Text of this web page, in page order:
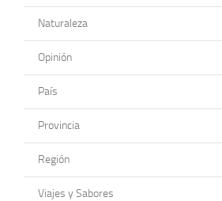
Naturaleza
Opinión
País
Provincia
Región
Viajes y Sabores